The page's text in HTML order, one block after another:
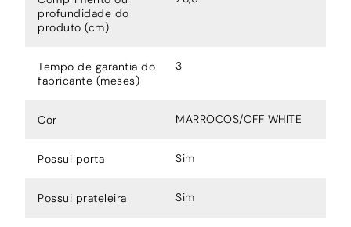
profundidade do
produto (cm)
Tempo de garantia do
fabricante (meses)
3
Cor MARROCOS/OFF WHITE
Possui porta Sim
Possui prateleira Sim